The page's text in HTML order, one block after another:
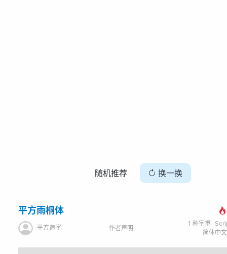
随机推荐 换一换
平方雨桐体
平方造字 作者声明
1 种字重